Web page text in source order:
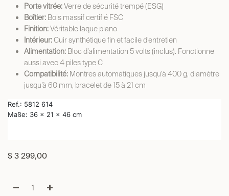
Porte vitrée:Verre de sécurité trempé (ESG)
Boîtier: Bois massif certifié FSC
Finition:Véritable laque piano
Intérieur:Cuir synthétique fin et facile d’entretien
Alimentation: Bloc d’alimentation 5 volts (inclus). Fonctionne
aussi avec 4 piles type C
Compatibilité: Montres automatiques jusqu’à 400 g, diamètre
jusqu’à 60 mm, bracelet de 15 à 21 cm
Ref.: 5812 614
Maße: 36 x 21 x 46 cm
$ 3 299,00